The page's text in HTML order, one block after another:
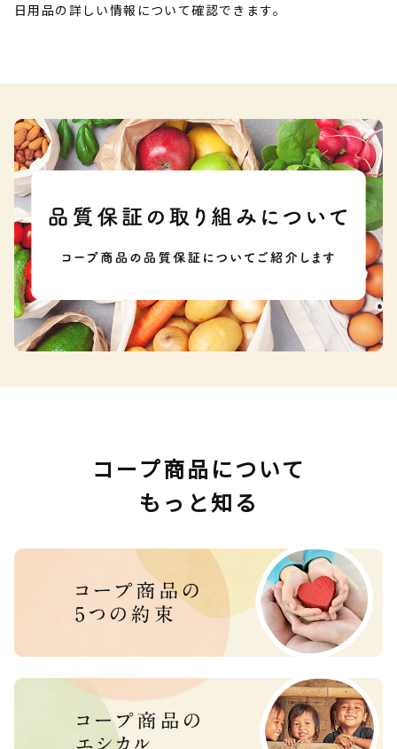
日用品の詳しい情報について確認できます。
コープ商品について
もっと知る